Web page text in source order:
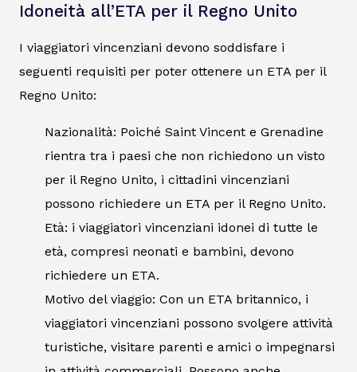
Idoneità all’ETA per il Regno Unito
I viaggiatori vincenziani devono soddisfare i
seguenti requisiti per poter ottenere un ETA per il
Regno Unito:
Nazionalità: Poiché Saint Vincent e Grenadine
rientra tra i paesi che non richiedono un visto
per il Regno Unito, i cittadini vincenziani
possono richiedere un ETA per il Regno Unito.
Età: i viaggiatori vincenziani idonei di tutte le
età, compresi neonati e bambini, devono
richiedere un ETA.
Motivo del viaggio: Con un ETA britannico, i
viaggiatori vincenziani possono svolgere attività
turistiche, visitare parenti e amici o impegnarsi